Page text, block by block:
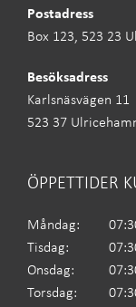
Postadress
Box 123, 523 23
Besöksadress
Karlsnäsvägen 11
523 37
ÖPPETTIDER
Måndag:
Tisdag:
Onsdag:
Torsdag: